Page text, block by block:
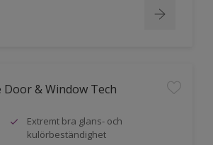
& Window Tech
Extremt bra glans- och
kulörbeständighet